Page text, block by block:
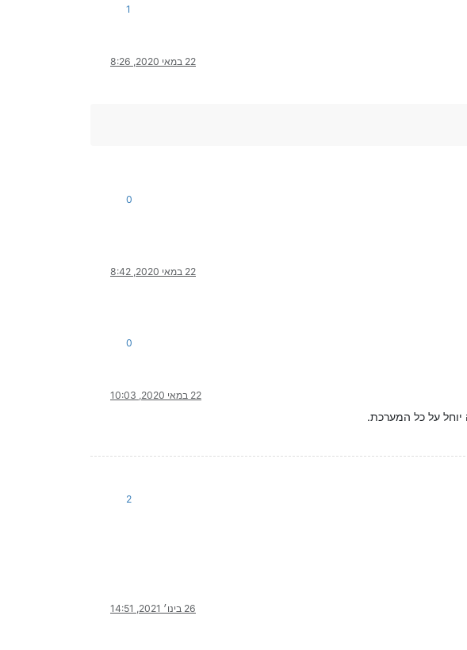
1
22 במאי 2020, 8:26
0
22 במאי 2020, 8:42
0
22 במאי 2020, 10:03
2
26 בינו׳ 2021, 14:51